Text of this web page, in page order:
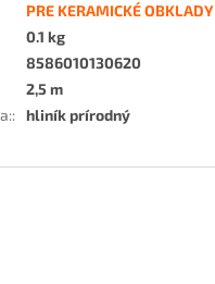
PRE KERAMICKÉ OBKLADY
0.1 kg
8586010130620
2,5 m
: hliník prírodný